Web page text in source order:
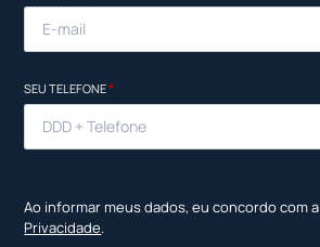
SEU TELEFONE*
Ao informar meus dados, eu concordo com a
Privacidade.